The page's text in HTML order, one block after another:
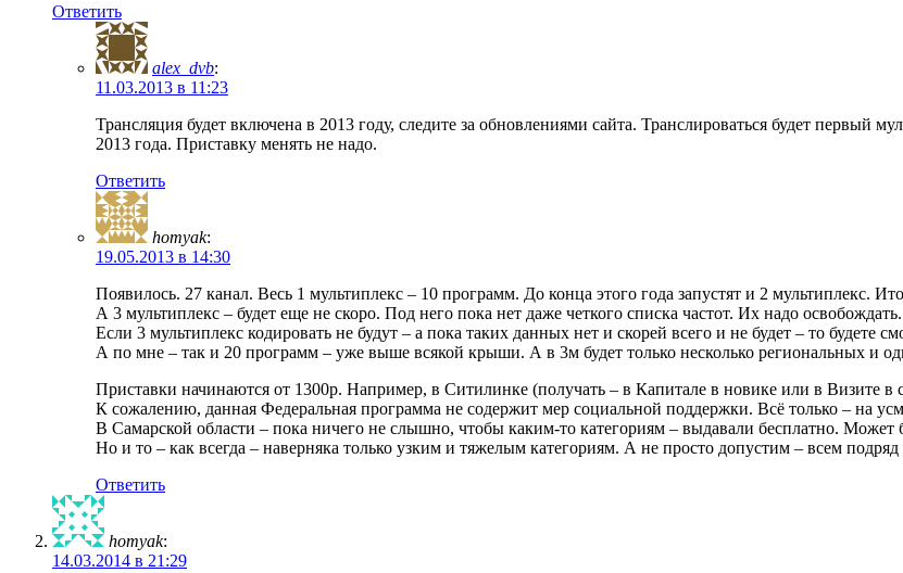
Ответить
alex_dvb:
11.03.2013 в 11:23
Трансляция будет включена в 2013 году, следите за обновлениями сайта. Транслироваться будет первый
2013 года. Приставку менять не надо.
Ответить
homyak:
19.05.2013 в 14:30
Появилось. 27 канал. Весь 1 мультиплекс – 10 программ. До конца этого года запустят и 2 мультиплекс.
А 3 мультиплекс – будет еще не скоро. Под него пока нет даже четкого списка частот. Их надо освобождать.
Если 3 мультиплекс кодировать не будут – а пока таких данных нет и скорей всего и не будет – то будете
А по мне – так и 20 программ – уже выше всякой крыши. А в 3м будет только несколько региональных и
Приставки начинаются от 1300р. Например, в Ситилинке (получать – в Капитале в новике или в Визите в
К сожалению, данная Федеральная программа не содержит мер социальной поддержки. Всё только – на
В Самарской области – пока ничего не слышно, чтобы каким-то категориям – выдавали бесплатно. Может
Но и то – как всегда – наверняка только узким и тяжелым категориям. А не просто допустим – всем
Ответить
homyak:
14.03.2014 в 21:29